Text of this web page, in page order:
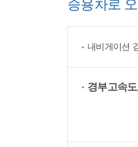
승용차로
내비게이션
경부고속도